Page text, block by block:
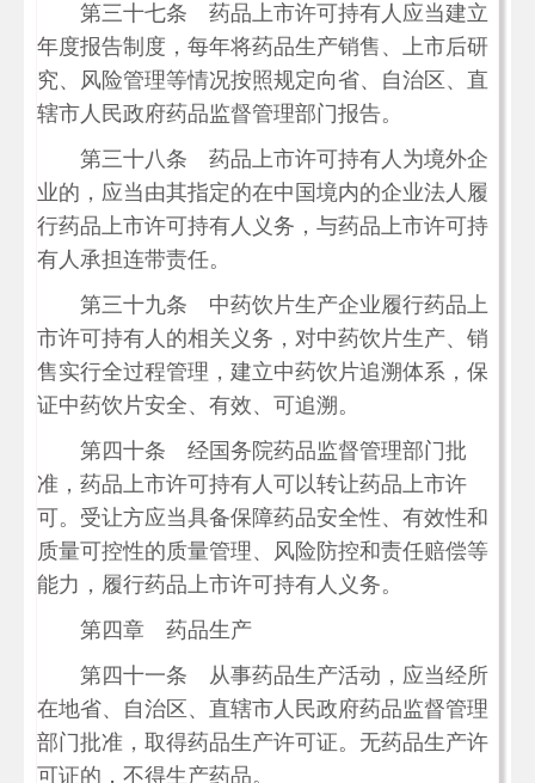
第三十七条 药品上市许可持有人应当建立
年度报告制度，每年将药品生产销售、上市后研
究、风险管理等情况按照规定向省、自治区、直
辖市人民政府药品监督管理部门报告。
第三十八条 药品上市许可持有人为境外企
业的，应当由其指定的在中国境内的企业法人履
行药品上市许可持有人义务，与药品上市许可持
有人承担连带责任。
第三十九条 中药饮片生产企业履行药品上
市许可持有人的相关义务，对中药饮片生产、销
售实行全过程管理，建立中药饮片追溯体系，保
证中药饮片安全、有效、可追溯。
第四十条 经国务院药品监督管理部门批
准，药品上市许可持有人可以转让药品上市许
可。受让方应当具备保障药品安全性、有效性和
质量可控性的质量管理、风险防控和责任赔偿等
能力，履行药品上市许可持有人义务。
第四章 药品生产
第四十一条 从事药品生产活动，应当经所
在地省、自治区、直辖市人民政府药品监督管理
部门批准，取得药品生产许可证。无药品生产许
可证的，不得生产药品。